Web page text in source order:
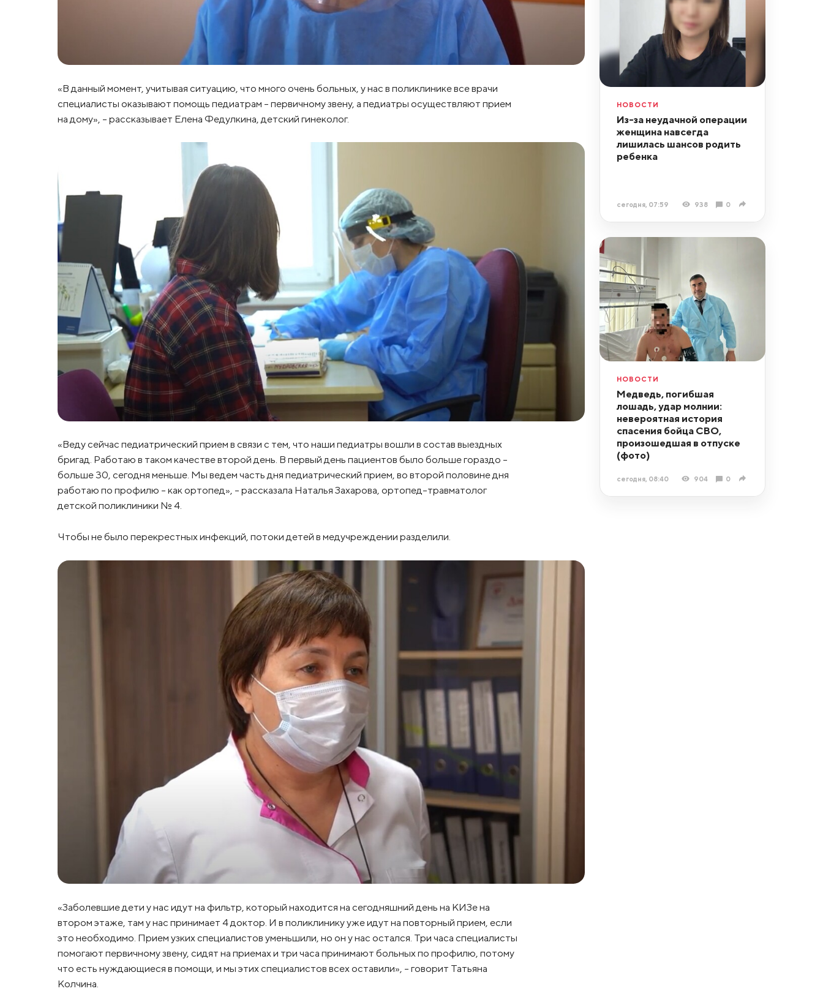
«В данный момент, учитывая ситуацию, что много очень больных, у нас в поликлинике все врачи
специалисты оказывают помощь педиатрам – первичному звену, а педиатры осуществляют прием
на дому», – рассказывает Елена Федулкина, детский гинеколог.
«Веду сейчас педиатрический прием в связи с тем, что наши педиатры вошли в состав выездных
бригад. Работаю в таком качестве второй день. В первый день пациентов было больше гораздо –
больше 30, сегодня меньше. Мы ведем часть дня педиатрический прием, во второй половине дня
работаю по профилю – как ортопед», – рассказала Наталья Захарова, ортопед-травматолог
детской поликлиники № 4.
Чтобы не было перекрестных инфекций, потоки детей в медучреждении разделили.
«Заболевшие дети у нас идут на фильтр, который находится на сегодняшний день на КИЗе на
втором этаже, там у нас принимает 4 доктор. И в поликлинику уже идут на повторный прием, если
это необходимо. Прием узких специалистов уменьшили, но он у нас остался. Три часа специалисты
помогают первичному звену, сидят на приемах и три часа принимают больных по профилю, потому
что есть нуждающиеся в помощи, и мы этих специалистов всех оставили», – говорит Татьяна
Колчина.
НОВОСТИ
Из-за неудачной операции
женщина навсегда
лишилась шансов родить
ребенка
сегодня, 07:59 938 0
НОВОСТИ
Медведь, погибшая
лошадь, удар молнии:
невероятная история
спасения бойца СВО,
произошедшая в отпуске
(фото)
сегодня, 08:40 904 0